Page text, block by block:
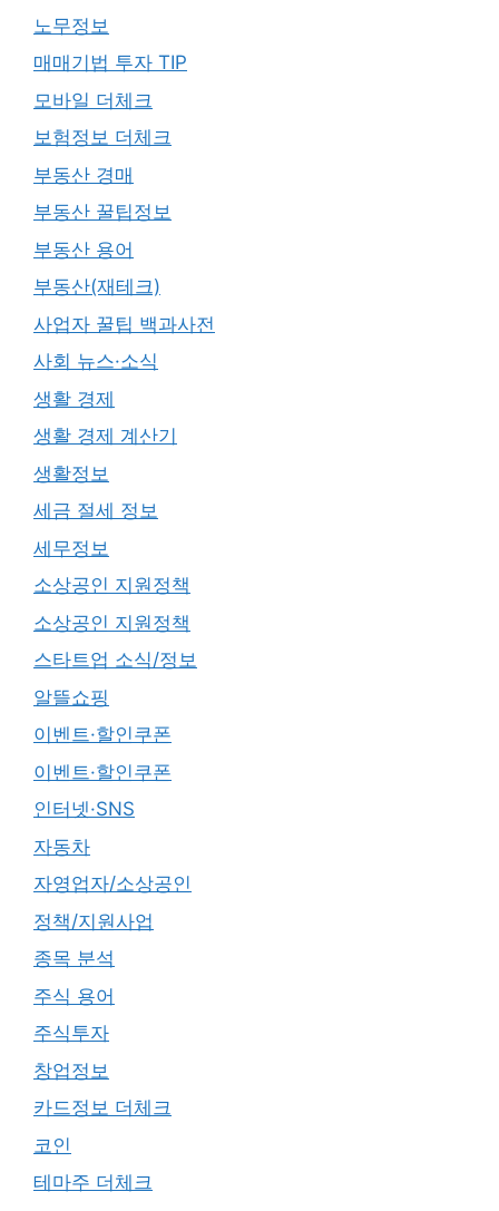
노무정보
매매기법 투자 TIP
모바일 더체크
보험정보 더체크
부동산 경매
부동산 꿀팁정보
부동산 용어
부동산(재테크)
사업자 꿀팁 백과사전
사회 뉴스·소식
생활 경제
생활 경제 계산기
생활정보
세금 절세 정보
세무정보
소상공인 지원정책
소상공인 지원정책
스타트업 소식/정보
알뜰쇼핑
이벤트·할인쿠폰
이벤트·할인쿠폰
인터넷·SNS
자동차
자영업자/소상공인
정책/지원사업
종목 분석
주식 용어
주식투자
창업정보
카드정보 더체크
코인
테마주 더체크